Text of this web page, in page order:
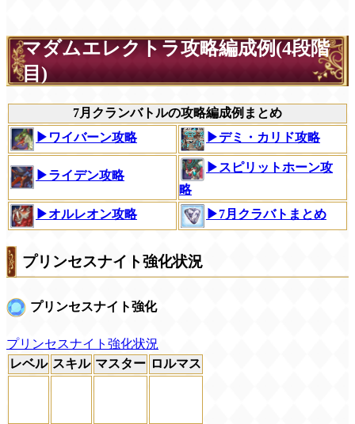
マダムエレクトラ攻略編成例(4段階
目)
7月クランバトルの攻略編成例まとめ
▶ワイバーン攻略
▶デミ・カリド攻略
▶ライデン攻略
▶スピリットホーン攻
略
▶オルレオン攻略
▶7月クラバトまとめ
プリンセスナイト強化状況
プリンセスナイト強化
プリンセスナイト強化状況
レベル スキル マスター ロルマス